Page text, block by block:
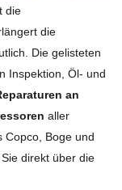
die
die
Die gelisteten
Inspektion, Öl- und
an
aller
Copco, Boge und
direkt über die